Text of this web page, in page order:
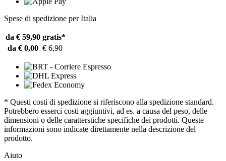
Spese di spedizione per Italia
da € 59,90 gratis*
da € 0,00 € 6,90
* Questi costi di spedizione si riferiscono alla spedizione standard.
Potrebbero esserci costi aggiuntivi, ad es. a causa del peso, delle
dimensioni o delle caratterstiche specifiche dei prodotti. Queste
informazioni sono indicate direttamente nella descrizione del
prodotto.
Aiuto